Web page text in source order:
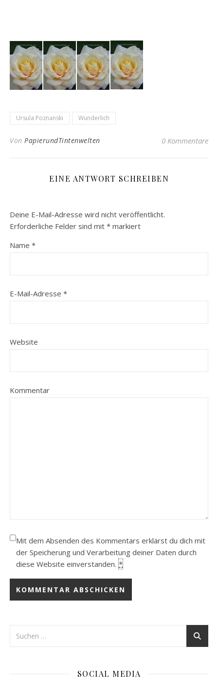
Ursula Poznanski Wunderlich
Von PapierundTintenwelten 0 Kommentare
EINE ANTWORT SCHREIBEN
Deine E-Mail-Adresse wird nicht veröffentlicht.
Erforderliche Felder sind mit * markiert
Name *
E-Mail-Adresse *
Website
Kommentar
Mit dem Absenden des Kommentars erklärst du dich mit
der Speicherung und Verarbeitung deiner Daten durch
diese Website einverstanden. *
SOCIAL MEDIA